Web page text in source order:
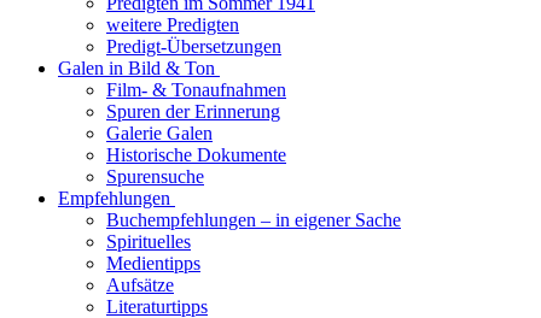
weitere Predigten
Predigt-Übersetzungen
Galen in Bild & Ton
Film- & Tonaufnahmen
Spuren der Erinnerung
Galerie Galen
Historische Dokumente
Spurensuche
Empfehlungen
Buchempfehlungen – in eigener Sache
Spirituelles
Medientipps
Aufsätze
Literaturtipps